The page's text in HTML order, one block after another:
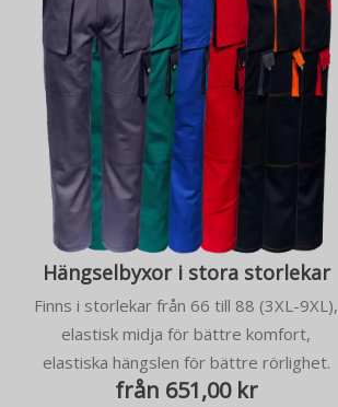
Hängselbyxor i stora storlekar
Finns i storlekar från 66 till 88 (3XL-9XL),
elastisk midja för bättre komfort,
elastiska hängslen för bättre rörlighet.
från 651,00 kr